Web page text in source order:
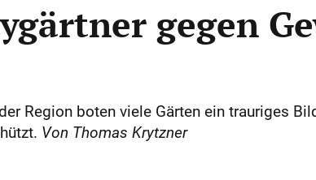
gegen
Region boten viele Gärten ein trauriges
Von Thomas Krytzner